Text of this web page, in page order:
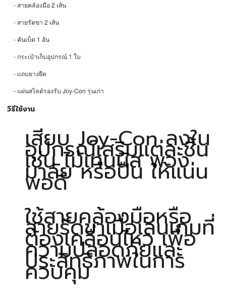
- สายคล้องมือ 2 เส้น
- สายรัดขา 2 เส้น
- คันเบ็ด 1 อัน
- กระเป๋าเก็บอุปกรณ์ 1 ใบ
- แถบยางยืด
- แผ่นสไลด์รองรับ Joy-Con รุ่นเก่า
วิธีใช้งาน
เสียบ Joy-Con ลงใน
อุปกรณ์เสริมแต่ละชิ้น
เช่น ไม้เทนนิส พวง
มาลัย หรือปืน ให้แน่น
พอดี
ใช้สายคล้องมือหรือ
สายรัดขาเมื่อเล่นเกมที่
ต้องเคลื่อนไหว เพื่อ
ความปลอดภัยและ
ประสิทธิภาพในการ
ควบคุม